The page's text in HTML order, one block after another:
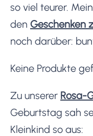
so viel teurer.
den Geschenken
noch darüber:
Keine Produkte
Zu unserer Rosa-
Geburtstag sah
Kleinkind so aus: